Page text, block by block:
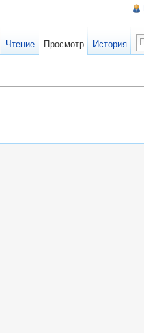
Чтение Просмотр История